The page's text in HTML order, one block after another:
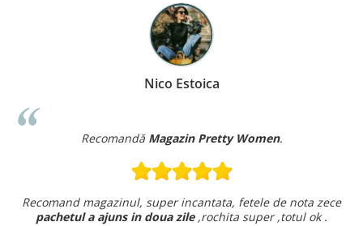
Nico Estoica
Recomandă Magazin Pretty Women.
Recomand magazinul, super incantata, fetele de nota zece
pachetul a ajuns in doua zile,rochita super ,totul ok .